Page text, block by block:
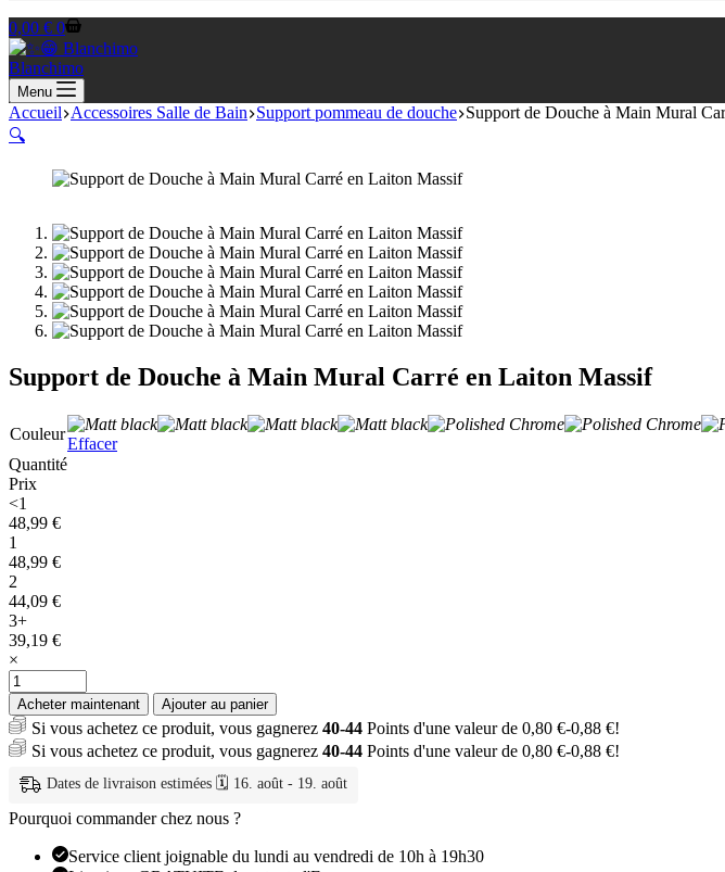
Panier
d’achat
0,00 € 0
Blanchimo
Menu
Accueil Accessoires Salle de Bain Support pommeau de douche Support de Douche à Main Mural
🔍
Support de Douche à Main Mural Carré en Laiton Massif
Couleur
Effacer
Quantité
Prix
<1
48,99 €
1
48,99 €
2
44,09 €
3+
39,19 €
×
quantité
de
Support
de
Douche
Main
Mural
Acheter maintenant Ajouter au panier
Si vous achetez ce produit, vous gagnerez 40-44 Points d'une valeur de 0,80 €-0,88 €!
Si vous achetez ce produit, vous gagnerez 40-44 Points d'une valeur de 0,80 €-0,88 €!
Dates de livraison estimées 🗓️ 16. août - 19. août
Pourquoi commander chez nous ?
Service client joignable du lundi au vendredi de 10h à 19h30